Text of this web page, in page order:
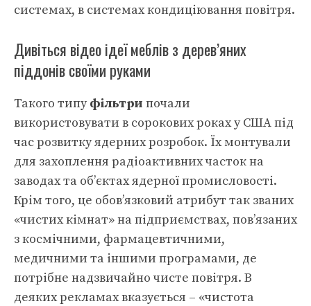
системах, в системах кондиціювання повітря.
Дивіться відео ідеї меблів з дерев’яних
піддонів своїми руками
Такого типуфільтри почали
використовувати в сорокових роках у США під
час розвитку ядерних розробок. Їх монтували
для захоплення радіоактивних часток на
заводах та об’єктах ядерної промисловості.
Крім того, це обов’язковий атрибут так званих
«чистих кімнат» на підприємствах, пов’язаних
з космічними, фармацевтичними,
медичними та іншими програмами, де
потрібне надзвичайно чисте повітря. В
деяких рекламах вказується – «чистота